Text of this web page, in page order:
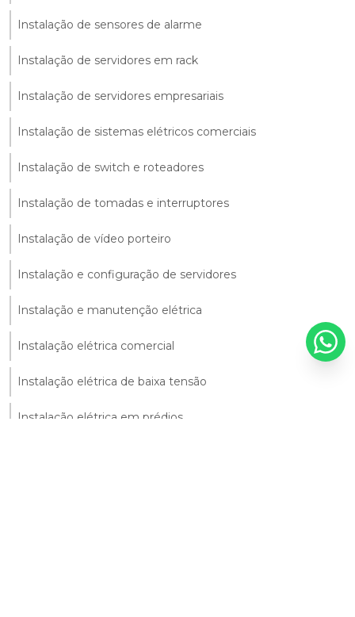
Instalação de sensores de alarme
Instalação de servidores em rack
Instalação de servidores empresariais
Instalação de sistemas elétricos comerciais
Instalação de switch e roteadores
Instalação de tomadas e interruptores
Instalação de vídeo porteiro
Instalação e configuração de servidores
Instalação e manutenção elétrica
Instalação elétrica comercial
Instalação elétrica de baixa tensão
Instalação elétrica em prédios